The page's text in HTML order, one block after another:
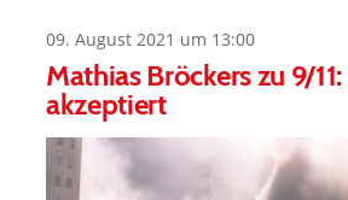
09. August 2021 um 13:00
Mathias Bröckers zu 9/
akzeptiert